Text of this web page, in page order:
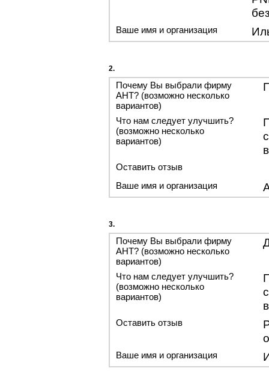
Ваше имя и организация
2.
Почему Вы выбрали фирму
АНТ? (возможно несколько
вариантов)
Что нам следует улучшить?
(возможно несколько
вариантов)
Оставить отзыв
Ваше имя и организация
3.
Почему Вы выбрали фирму
АНТ? (возможно несколько
вариантов)
Что нам следует улучшить?
(возможно несколько
вариантов)
Оставить отзыв
Ваше имя и организация